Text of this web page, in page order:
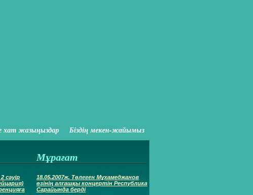
хат жазыңыздар Біздің мекен-жайымыз
сәуір
Мұрағат
18.05.2007ж. Төлеген Мұхамеджанов
өзінің алғашқы концертін Республика
Сарайында берді